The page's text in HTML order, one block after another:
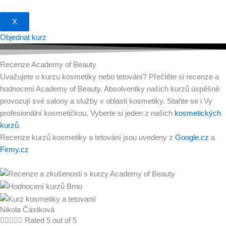
X
Objednat kurz
Recenze Academy of Beauty
Uvažujete o kurzu kosmetiky nebo tetování? Přečtěte si recenze a
hodnocení Academy of Beauty. Absolventky našich kurzů úspěšně
provozují své salony a služby v oblasti kosmetiky. Staňte se i Vy
profesionální kosmetičkou. Vyberte si jeden z našich kosmetických
kurzů.
Recenze kurzů kosmetiky a tetování jsou uvedeny z Google.cz a
Firmy.cz
Nikola Částková
     Rated 5 out of 5